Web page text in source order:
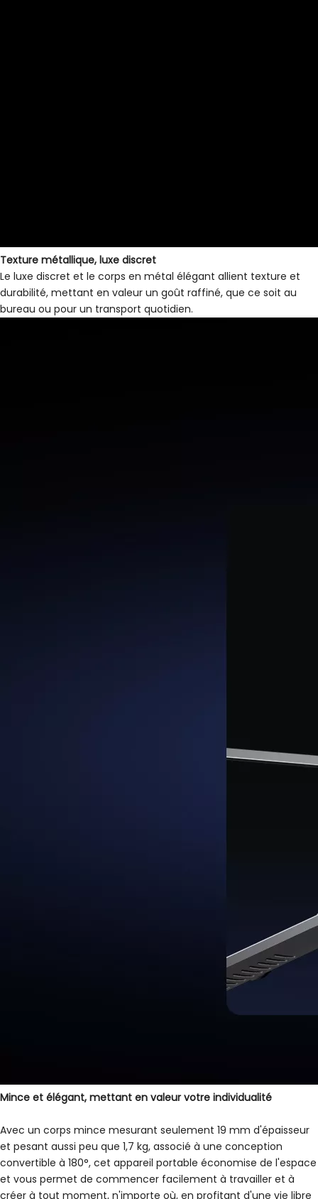
Texture métallique, luxe discret
Le luxe discret et le corps en métal élégant allient texture et
durabilité, mettant en valeur un goût raffiné, que ce soit au
bureau ou pour un transport quotidien.
Mince et élégant, mettant en valeur votre individualité
Avec un corps mince mesurant seulement 19 mm d'épaisseur
et pesant aussi peu que 1,7 kg, associé à une conception
convertible à 180°, cet appareil portable économise de l'espace
et vous permet de commencer facilement à travailler et à
créer à tout moment, n'importe où, en profitant d'une vie libre